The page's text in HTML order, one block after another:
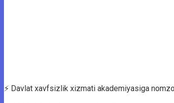
⚡️ Davlat xavfsizlik xizmati akademiyasiga